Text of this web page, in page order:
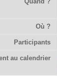
Où ?
Participants
au calendrier